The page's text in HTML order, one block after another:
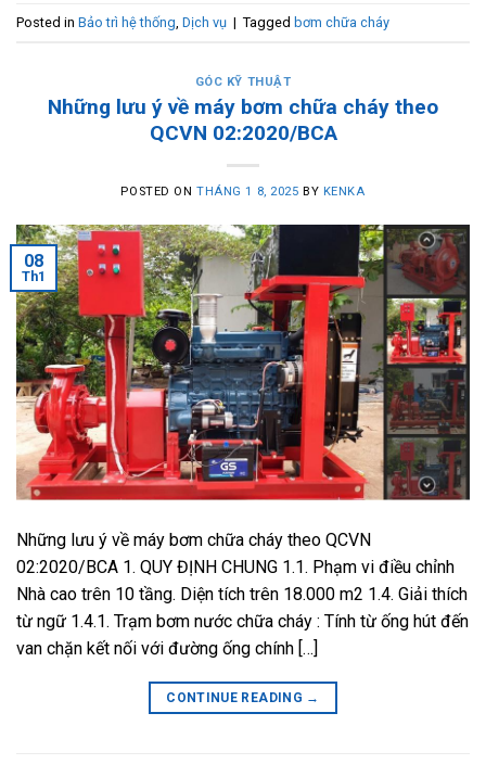
Posted in Bảo trì hệ thống Dịch vụ | Tagged bơm chữa cháy
GÓC KỸ THUẬT
Những lưu ý về máy bơm chữa cháy theo
QCVN 02:2020/BCA
POSTED ONTHÁNG 1 8, 2025 BY KENKA
08
Th1
Những lưu ý về máy bơm chữa cháy theo QCVN
02:2020/BCA 1. QUY ĐỊNH CHUNG 1.1. Phạm vi điều chỉnh
Nhà cao trên 10 tầng. Diện tích trên 18.000 m2 1.4. Giải thích
từ ngữ 1.4.1. Trạm bơm nước chữa cháy : Tính từ ống hút đến
van chặn kết nối với đường ống chính […]
CONTINUE READING →